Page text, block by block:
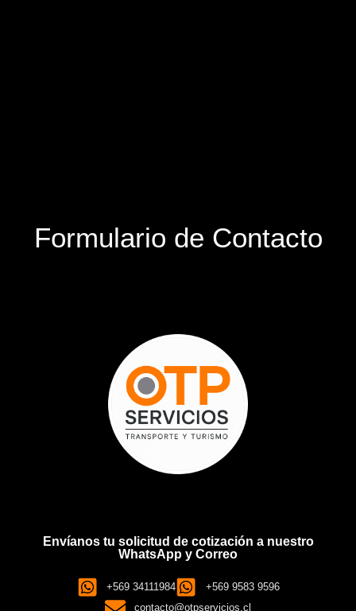
Formulario de Contacto
Envíanos tu solicitud de cotización a nuestro
WhatsApp y Correo
+569 34111984
+569 9583 9596
contacto@otpservicios.cl